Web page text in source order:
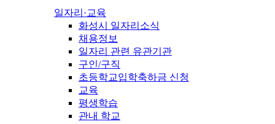
일자리·교육
화성시 일자리소식
채용정보
일자리 관련 유관기관
구인/구직
초등학교입학축하금 신청
교육
평생학습
관내 학교